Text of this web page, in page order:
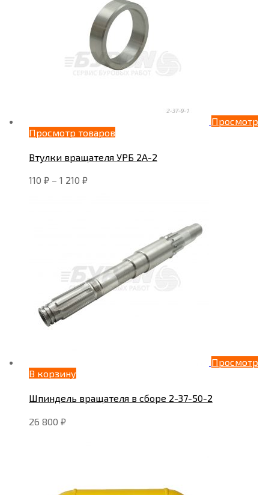
Просмотр
Просмотр товаров
Втулки вращателя УРБ 2А-2
110 ₽ – 1 210 ₽
Просмотр
В корзину
Шпиндель вращателя в сборе 2-37-50-2
26 800 ₽